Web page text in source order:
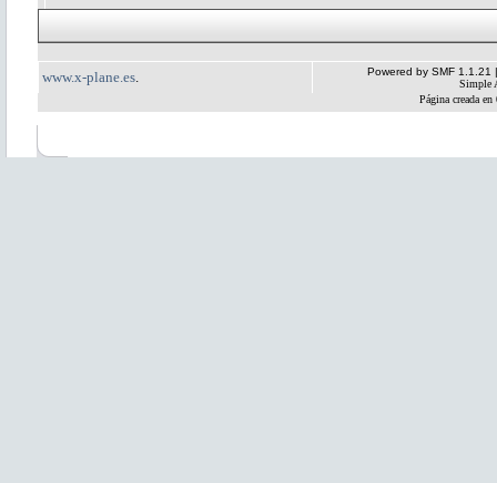
www.x-plane.es Powered by SMF 1.1.21
Simple
Página creada